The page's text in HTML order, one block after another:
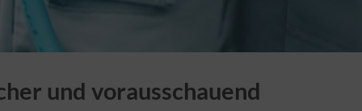
und vorausschauend